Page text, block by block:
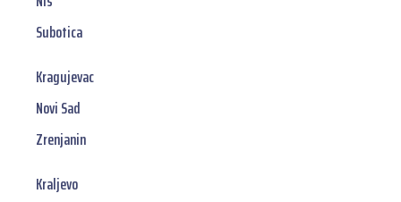
Subotica
Kragujevac
Novi Sad
Zrenjanin
Kraljevo